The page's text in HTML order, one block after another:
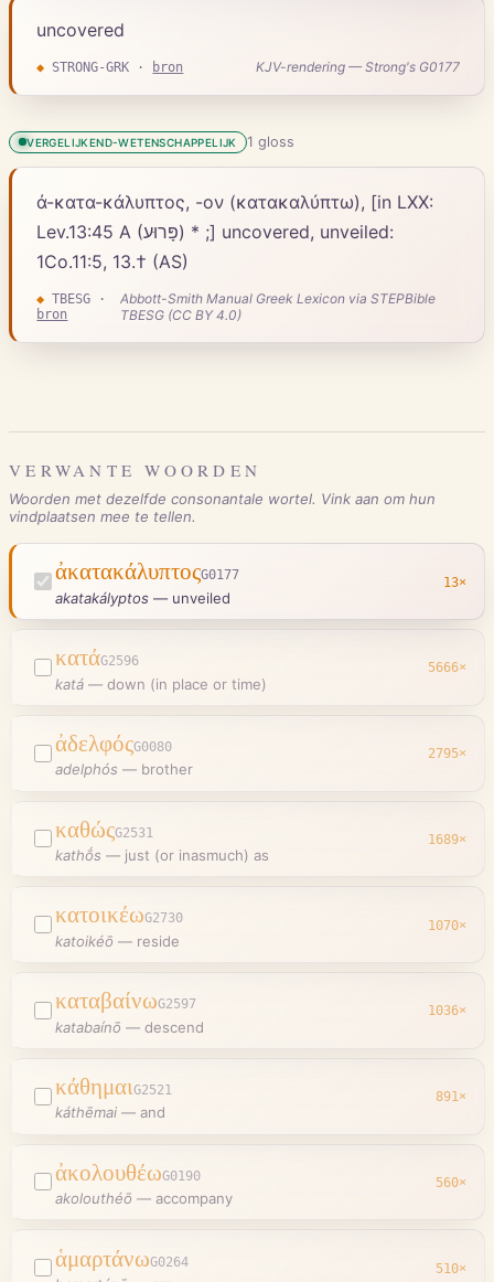
uncovered
◆ STRONG-GRK · bron KJV-rendering — Strong's G0177
VERGELIJKEND-WETENSCHAPPELIJK 1 gloss
ἀ-κατα-κάλυπτος, -ον (κατακαλύπτω), [in LXX:
Lev.13:45 A (פָּרוּע) * ;] uncovered, unveiled:
1Co.11:5, 13.† (AS)
◆ TBESG ·
bron
Abbott-Smith Manual Greek Lexicon via STEPBible
TBESG (CC BY 4.0)
VERWANTE WOORDEN
Woorden met dezelfde consonantale wortel. Vink aan om hun
vindplaatsen mee te tellen.
ἀκατακάλυπτοςG0177
akatakályptos — unveiled
13×
κατάG2596
katá — down (in place or time)
5666×
ἀδελφόςG0080
adelphós — brother
2795×
καθώςG2531
kathṓs — just (or inasmuch) as
1689×
κατοικέωG2730
katoikéō — reside
1070×
καταβαίνωG2597
katabaínō — descend
1036×
κάθημαιG2521
káthēmai — and
891×
ἀκολουθέωG0190
akolouthéō — accompany
560×
ἁμαρτάνωG0264 510×